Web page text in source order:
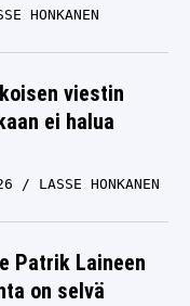
HONKANEN
viestin
ei halua
LASSE HONKANEN
Patrik Laineen
on selvä